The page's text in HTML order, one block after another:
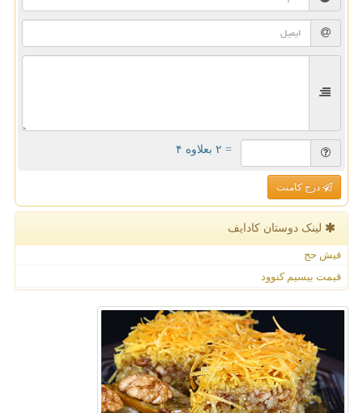
= ۲ بعلاوه ۴
درج کامنت
لینک دوستان كادایف
فیش حج
قیمت بیسیم کنوود